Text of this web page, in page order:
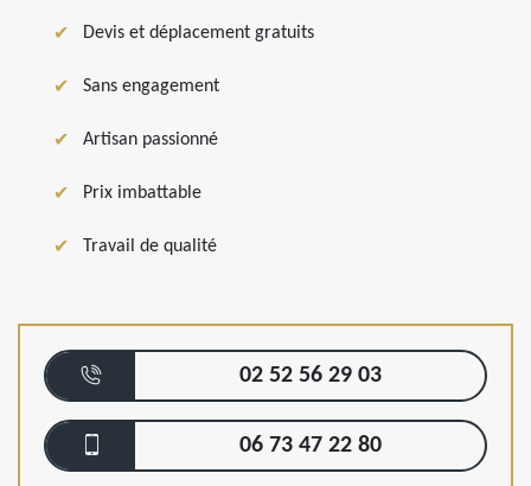
Devis et déplacement gratuits
Sans engagement
Artisan passionné
Prix imbattable
Travail de qualité
02 52 56 29 03
06 73 47 22 80